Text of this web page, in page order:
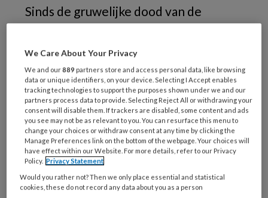
Sinds de gruwelijke dood van de
zeventienjarige Lisa uit Abcoude
spreken vrouwen zich massaal uit over
de onveiligheid die zij ervaren op
straat. Niet dat het een nieuw
onderwerp is, integendeel. Maar
steeds meer vrouwen ervaren de
ruimte en hebben de moed om erover
te spreken.
We Care About Your Privacy
We and our889 partners store and access personal data, like browsing
data or unique identifiers, on your device. Selecting I Accept enables
tracking technologies to support the purposes shown under we and our
partners process data to provide. Selecting Reject All or withdrawing your
consent will disable them. If trackers are disabled, some content and ads
you see may not be as relevant to you. You can resurface this menu to
change your choices or withdraw consent at any time by clicking the
Manage Preferences link on the bottom of the webpage. Your choices will
have effect within our Website. For more details, refer to our Privacy
Policy. Privacy Statement
Would you rather not? Then we only place essential and statistical
cookies, these do not record any data about you as a person